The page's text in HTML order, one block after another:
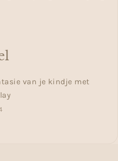
van je kindje met